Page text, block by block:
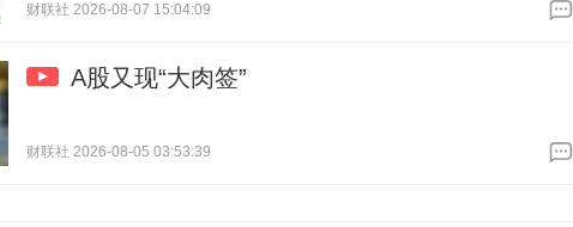
财联社 2026-08-07 15:04:09
A股又现“大肉签”
财联社 2026-08-05 03:53:39